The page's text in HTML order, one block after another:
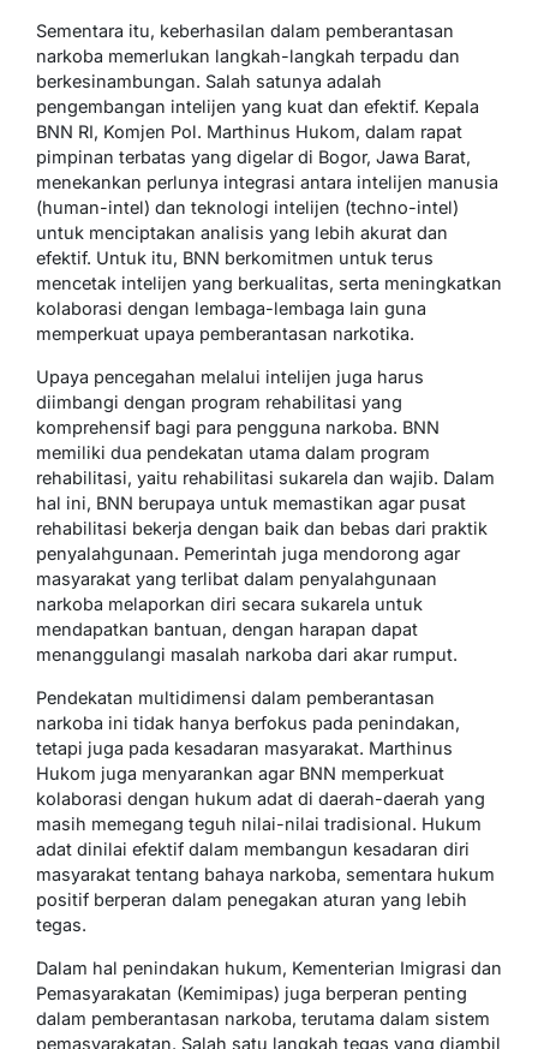
Sementara itu, keberhasilan dalam pemberantasan
narkoba memerlukan langkah-langkah terpadu dan
berkesinambungan. Salah satunya adalah
pengembangan intelijen yang kuat dan efektif. Kepala
BNN RI, Komjen Pol. Marthinus Hukom, dalam rapat
pimpinan terbatas yang digelar di Bogor, Jawa Barat,
menekankan perlunya integrasi antara intelijen manusia
(human-intel) dan teknologi intelijen (techno-intel)
untuk menciptakan analisis yang lebih akurat dan
efektif. Untuk itu, BNN berkomitmen untuk terus
mencetak intelijen yang berkualitas, serta meningkatkan
kolaborasi dengan lembaga-lembaga lain guna
memperkuat upaya pemberantasan narkotika.
Upaya pencegahan melalui intelijen juga harus
diimbangi dengan program rehabilitasi yang
komprehensif bagi para pengguna narkoba. BNN
memiliki dua pendekatan utama dalam program
rehabilitasi, yaitu rehabilitasi sukarela dan wajib. Dalam
hal ini, BNN berupaya untuk memastikan agar pusat
rehabilitasi bekerja dengan baik dan bebas dari praktik
penyalahgunaan. Pemerintah juga mendorong agar
masyarakat yang terlibat dalam penyalahgunaan
narkoba melaporkan diri secara sukarela untuk
mendapatkan bantuan, dengan harapan dapat
menanggulangi masalah narkoba dari akar rumput.
Pendekatan multidimensi dalam pemberantasan
narkoba ini tidak hanya berfokus pada penindakan,
tetapi juga pada kesadaran masyarakat. Marthinus
Hukom juga menyarankan agar BNN memperkuat
kolaborasi dengan hukum adat di daerah-daerah yang
masih memegang teguh nilai-nilai tradisional. Hukum
adat dinilai efektif dalam membangun kesadaran diri
masyarakat tentang bahaya narkoba, sementara hukum
positif berperan dalam penegakan aturan yang lebih
tegas.
Dalam hal penindakan hukum, Kementerian Imigrasi dan
Pemasyarakatan (Kemimipas) juga berperan penting
dalam pemberantasan narkoba, terutama dalam sistem
pemasyarakatan. Salah satu langkah tegas yang diambil